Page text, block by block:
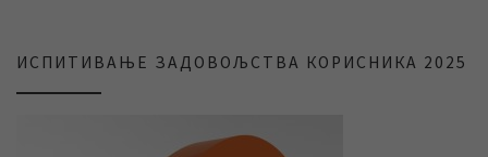
ИСПИТИВАЊЕ ЗАДОВОЉСТВА КОРИСНИКА 2025